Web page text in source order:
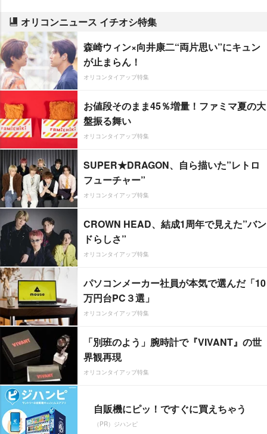
オリコンニュース イチオシ特集
森崎ウィン×向井康二“両片思い”にキュン
が止まらん！
オリコンタイアップ特集
お値段そのまま45％増量！ファミマ夏の大
盤振る舞い
オリコンタイアップ特集
SUPER★DRAGON、自ら描いた”レトロ
フューチャー”
オリコンタイアップ特集
CROWN HEAD、結成1周年で見えた”バン
ドらしさ”
オリコンタイアップ特集
パソコンメーカー社員が本気で選んだ「10
万円台PC３選」
オリコンタイアップ特集
「別班のよう」腕時計で『VIVANT』の世
界観再現
オリコンタイアップ特集
自販機にピッ！ですぐに買えちゃう
（PR）ジハンピ